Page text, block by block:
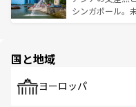
た文化、そして
うな絶景から文
シンガポール。
で、ホーカーズ
国と地域
ヨーロッパ